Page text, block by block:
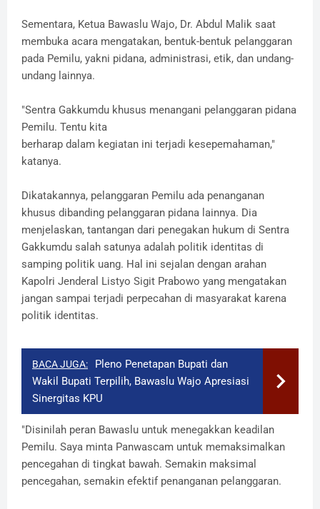
Sementara, Ketua Bawaslu Wajo, Dr. Abdul Malik saat
membuka acara mengatakan, bentuk-bentuk pelanggaran
pada Pemilu, yakni pidana, administrasi, etik, dan undang-
undang lainnya.
"Sentra Gakkumdu khusus menangani pelanggaran pidana
Pemilu. Tentu kita
berharap dalam kegiatan ini terjadi kesepemahaman,"
katanya.
Dikatakannya, pelanggaran Pemilu ada penanganan
khusus dibanding pelanggaran pidana lainnya. Dia
menjelaskan, tantangan dari penegakan hukum di Sentra
Gakkumdu salah satunya adalah politik identitas di
samping politik uang. Hal ini sejalan dengan arahan
Kapolri Jenderal Listyo Sigit Prabowo yang mengatakan
jangan sampai terjadi perpecahan di masyarakat karena
politik identitas.
BACA JUGA:
Pleno Penetapan Bupati dan
Wakil Bupati Terpilih, Bawaslu Wajo Apresiasi
Sinergitas KPU
"Disinilah peran Bawaslu untuk menegakkan keadilan
Pemilu. Saya minta Panwascam untuk memaksimalkan
pencegahan di tingkat bawah. Semakin maksimal
pencegahan, semakin efektif penanganan pelanggaran.